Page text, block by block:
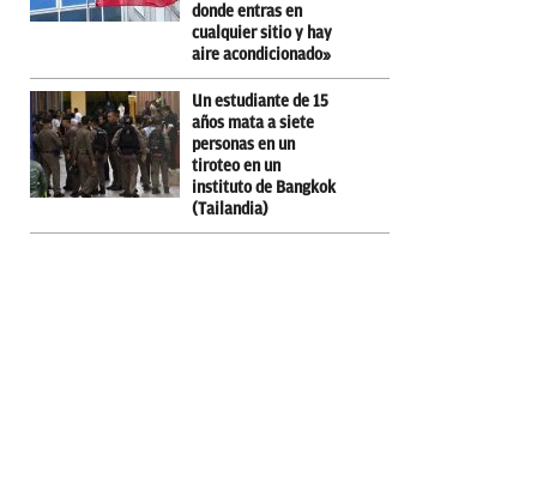
donde entras en
cualquier sitio y hay
aire acondicionado»
Un estudiante de 15
años mata a siete
personas en un
tiroteo en un
instituto de Bangkok
(Tailandia)